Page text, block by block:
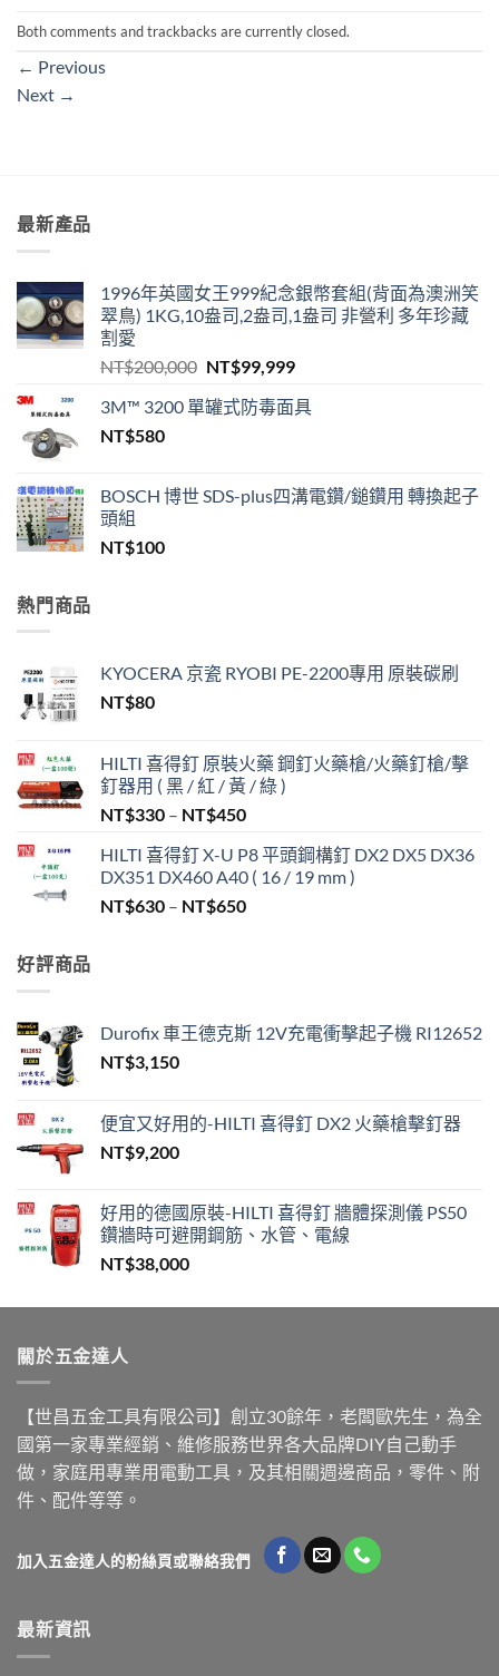
Both comments and trackbacks are currently closed.
← Previous
Next →
最新產品
1996年英國女王999紀念銀幣套組(背面為澳洲笑
翠鳥) 1KG,10盎司,2盎司,1盎司 非營利 多年珍藏
割愛
NT$200,000 原
價
NT$99,999目
價
3M™ 3200 單罐式防毒面具
NT$580
BOSCH 博世 SDS-plus四溝電鑽/鎚鑽用 轉換起子
頭組
NT$100
熱門商品
KYOCERA 京瓷 RYOBI PE-2200專用 原裝碳刷
NT$80
HILTI 喜得釘 原裝火藥 鋼釘火藥槍/火藥釘槍/擊
釘器用 ( 黑 / 紅 / 黃 / 綠 )
NT$330 – NT$450價
範
圍：
NT$330
HILTI 喜得釘 X-U P8 平頭鋼構釘 DX2 DX5 DX36
DX351 DX460 A40 ( 16 / 19 mm )
NT$630 – NT$650價
到
NT$650
好評商品
Durofix 車王德克斯 12V充電衝擊起子機 RI12652
NT$3,150
便宜又好用的-HILTI 喜得釘 DX2 火藥槍擊釘器
NT$9,200
好用的德國原裝-HILTI 喜得釘 牆體探測儀 PS50
鑽牆時可避開鋼筋、水管、電線
NT$38,000
關於五金達人
【世昌五金工具有限公司】創立30餘年，老闆歐先生，為全
國第一家專業經銷、維修服務世界各大品牌DIY自己動手
做，家庭用專業用電動工具，及其相關週邊商品，零件、附
件、配件等等。
加入五金達人的粉絲頁或聯絡我們
最新資訊